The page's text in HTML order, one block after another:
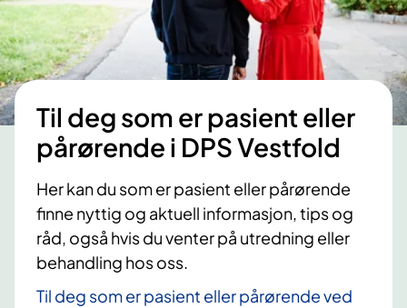
Til deg som er pasient eller
pårørende i DPS Vestfold
Her kan du som er pasient eller pårørende
finne nyttig og aktuell informasjon, tips og
råd, også hvis du venter på utredning eller
behandling hos oss.
Til deg som er pasient eller pårørende ved